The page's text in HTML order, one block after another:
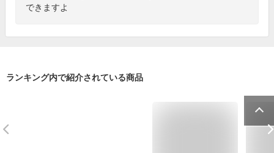
できますよ
ランキング内で紹介されている商品